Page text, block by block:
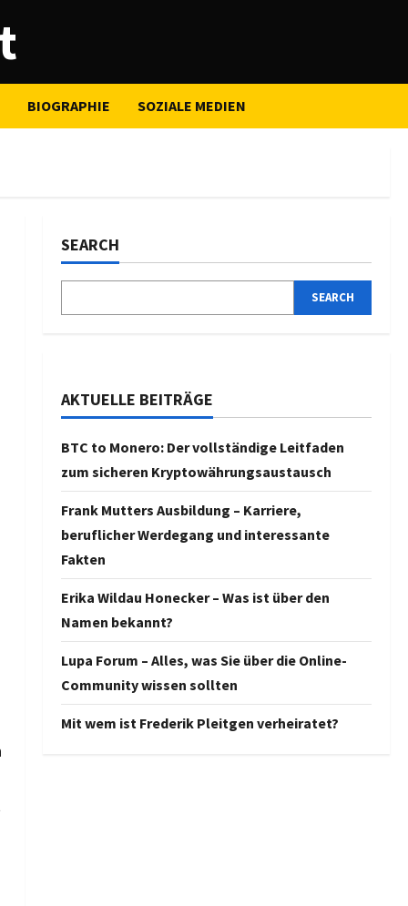
BIOGRAPHIE SOZIALE MEDIEN
SEARCH
SEARCH
AKTUELLE BEITRÄGE
BTC to Monero: Der vollständige Leitfaden
zum sicheren Kryptowährungsaustausch
Frank Mutters Ausbildung – Karriere,
beruflicher Werdegang und interessante
Fakten
Erika Wildau Honecker – Was ist über den
Namen bekannt?
Lupa Forum – Alles, was Sie über die Online-
Community wissen sollten
Mit wem ist Frederik Pleitgen verheiratet?